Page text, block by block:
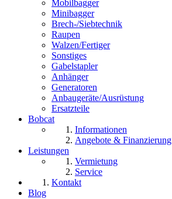
Mobilbagger
Minibagger
Brech-/Siebtechnik
Raupen
Walzen/Fertiger
Sonstiges
Gabelstapler
Anhänger
Generatoren
Anbaugeräte/Ausrüstung
Ersatzteile
Bobcat
Informationen
Angebote & Finanzierung
Leistungen
Vermietung
Service
Kontakt
Blog